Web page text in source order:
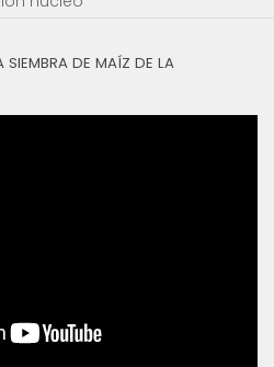
SIEMBRA DE MAÍZ DE LA